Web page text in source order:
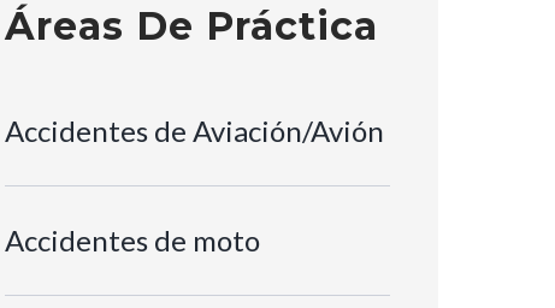
Áreas De Práctica
Accidentes de Aviación/Avión
Accidentes de moto